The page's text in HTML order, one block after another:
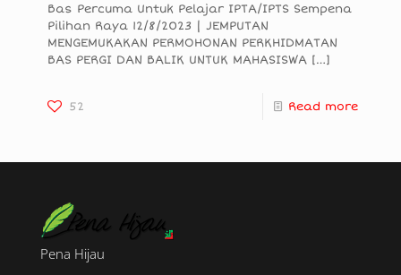
Bas Percuma Untuk Pelajar IPTA/IPTS Sempena
Pilihan Raya 12/8/2023 | JEMPUTAN
MENGEMUKAKAN PERMOHONAN PERKHIDMATAN
BAS PERGI DAN BALIK UNTUK MAHASISWA […]
52 Read more
Pena Hijau